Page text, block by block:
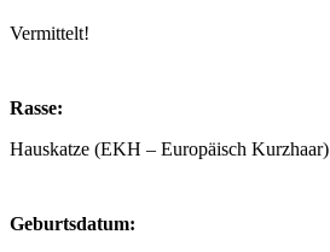
Vermittelt!
Rasse:
Hauskatze (EKH – Europäisch Kurzhaar)
Geburtsdatum: